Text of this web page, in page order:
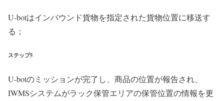
U-botはインバウンド貨物を指定された貨物位置に移送す
る；
ステップ5
U-botのミッションが完了し、商品の位置が報告され、
IWMSシステムがラック保管エリアの保管位置の情報を更